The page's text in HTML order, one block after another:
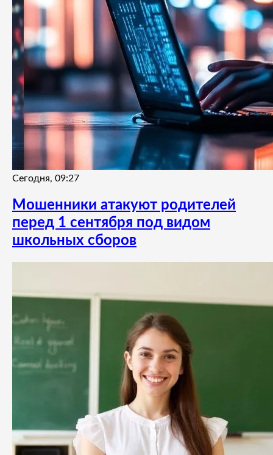
Сегодня, 09:27
Мошенники атакуют родителей
перед 1 сентября под видом
школьных сборов